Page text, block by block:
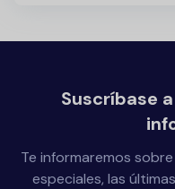
Suscríbase
Te informaremos
especiales, las